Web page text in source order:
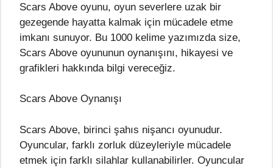
Scars Above oyunu, oyun severlere uzak bir
gezegende hayatta kalmak için mücadele etme
imkanı sunuyor. Bu 1000 kelime yazımızda size,
Scars Above oyununun oynanışını, hikayesi ve
grafikleri hakkında bilgi vereceğiz.
Scars Above Oynanışı
Scars Above, birinci şahıs nişancı oyunudur.
Oyuncular, farklı zorluk düzeyleriyle mücadele
etmek için farklı silahlar kullanabilirler. Oyuncular